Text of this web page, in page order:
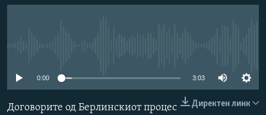
0:00 3:03
Директен линк
Договорите од Берлинскиот процес